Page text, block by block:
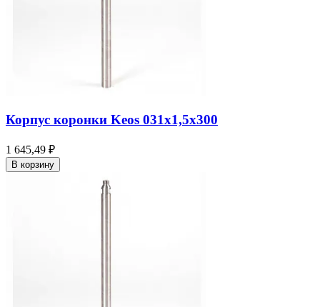
Корпус коронки Keos 031x1,5x300
1 645,49 ₽
В корзину